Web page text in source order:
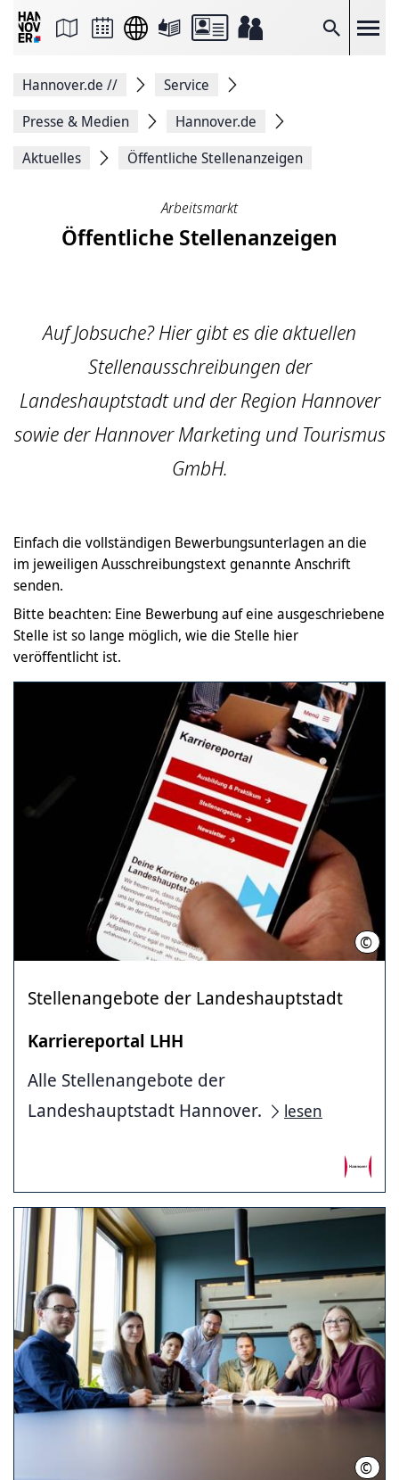
Suche
Seite
Facebook
teilen
Seitenlink
Hannover.de //
Service
Presse & Medien
Hannover.de
Aktuelles
Öffentliche Stellenanzeigen
Arbeitsmarkt
Öffentliche Stellenanzeigen
Auf Jobsuche? Hier gibt es die aktuellen
Stellenausschreibungen der
Landeshauptstadt und der Region Hannover
sowie der Hannover Marketing und Tourismus
GmbH.
Einfach die vollständigen Bewerbungsunterlagen an die
im jeweiligen Ausschreibungstext genannte Anschrift
senden.
Bitte beachten: Eine Bewerbung auf eine ausgeschriebene
Stelle ist so lange möglich, wie die Stelle hier
veröffentlicht ist.
© LHH
Stellenangebote der Landeshauptstadt
Karriereportal LHH
Alle Stellenangebote der
Landeshauptstadt Hannover.
lesen
©